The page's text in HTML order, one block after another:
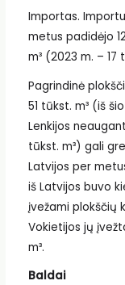
Importas.
metus padidėjo
m³ (2023 m. – 17
Pagrindinė
51 tūkst. m³ (iš
Lenkijos
tūkst. m³) gali
Latvijos per
iš Latvijos buvo
įvežami plokščių
Vokietijos jų
m³.
Baldai